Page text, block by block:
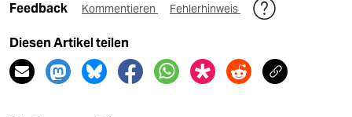
Feedback Kommentieren Fehlerhinweis
Diesen Artikel teilen